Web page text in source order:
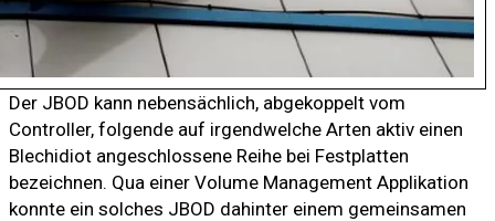
Der JBOD kann nebensächlich, abgekoppelt vom
Controller, folgende auf irgendwelche Arten aktiv einen
Blechidiot angeschlossene Reihe bei Festplatten
bezeichnen. Qua einer Volume Management Applikation
konnte ein solches JBOD dahinter einem gemeinsamen